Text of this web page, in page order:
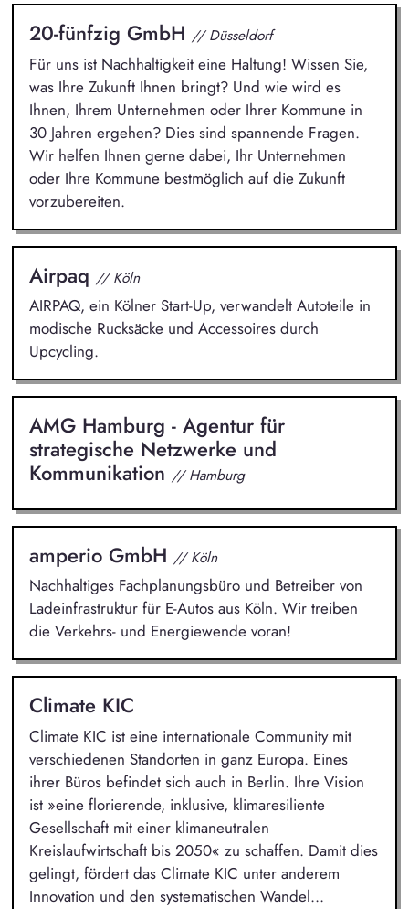
20-fünfzig GmbH // Düsseldorf
Für uns ist Nachhaltigkeit eine Haltung! Wissen Sie,
was Ihre Zukunft Ihnen bringt? Und wie wird es
Ihnen, Ihrem Unternehmen oder Ihrer Kommune in
30 Jahren ergehen? Dies sind spannende Fragen.
Wir helfen Ihnen gerne dabei, Ihr Unternehmen
oder Ihre Kommune bestmöglich auf die Zukunft
vorzubereiten.
Airpaq // Köln
AIRPAQ, ein Kölner Start-Up, verwandelt Autoteile in
modische Rucksäcke und Accessoires durch
Upcycling.
AMG Hamburg - Agentur für
strategische Netzwerke und
Kommunikation // Hamburg
amperio GmbH // Köln
Nachhaltiges Fachplanungsbüro und Betreiber von
Ladeinfrastruktur für E-Autos aus Köln. Wir treiben
die Verkehrs- und Energiewende voran!
Climate KIC
Climate KIC ist eine internationale Community mit
verschiedenen Standorten in ganz Europa. Eines
ihrer Büros befindet sich auch in Berlin. Ihre Vision
ist »eine florierende, inklusive, klimaresiliente
Gesellschaft mit einer klimaneutralen
Kreislaufwirtschaft bis 2050« zu schaffen. Damit dies
gelingt, fördert das Climate KIC unter anderem
Innovation und den systematischen Wandel...